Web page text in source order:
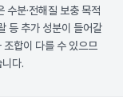
수분·전해질 보충 목적
등 추가 성분이 들어갈
합이 다를 수 있으므
다.